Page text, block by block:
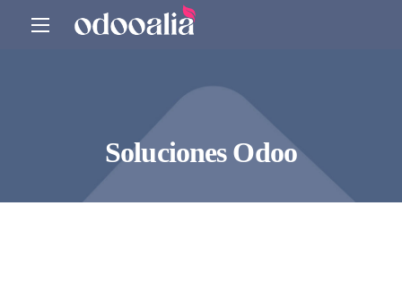
Soluciones Odoo